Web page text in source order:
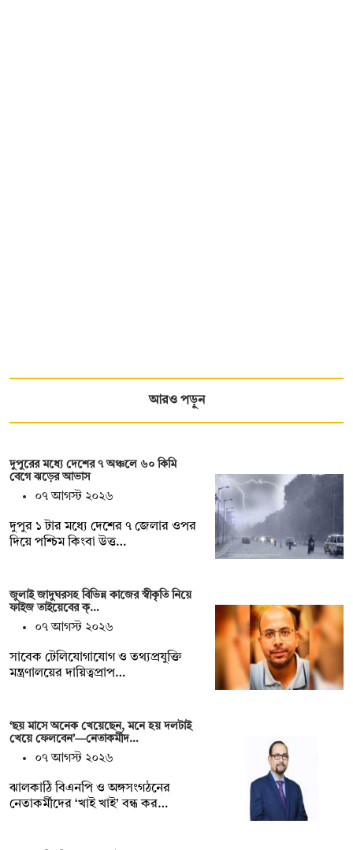
আরও পড়ুন
দুপুরের মধ্যে দেশের ৭ অঞ্চলে ৬০ কিমি
বেগে ঝড়ের আভাস
০৭ আগস্ট ২০২৬
দুপুর ১ টার মধ্যে দেশের ৭ জেলার ওপর
দিয়ে পশ্চিম কিংবা উত্ত…
জুলাই জাদুঘরসহ বিভিন্ন কাজের স্বীকৃতি নিয়ে
ফাইজ তাইয়েবের ক্…
০৭ আগস্ট ২০২৬
সাবেক টেলিযোগাযোগ ও তথ্যপ্রযুক্তি
মন্ত্রণালয়ের দায়িত্বপ্রাপ…
‘ছয় মাসে অনেক খেয়েছেন, মনে হয় দলটাই
খেয়ে ফেলবেন’—নেতাকর্মীদ…
০৭ আগস্ট ২০২৬
ঝালকাঠি বিএনপি ও অঙ্গসংগঠনের
নেতাকর্মীদের ‘খাই খাই’ বন্ধ কর…